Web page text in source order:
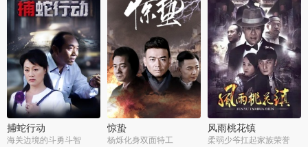
捕蛇行动
海关边境的斗勇斗智
惊蛰
杨烁化身双面特工
风雨桃花镇
柔弱少爷扛起家族荣誉